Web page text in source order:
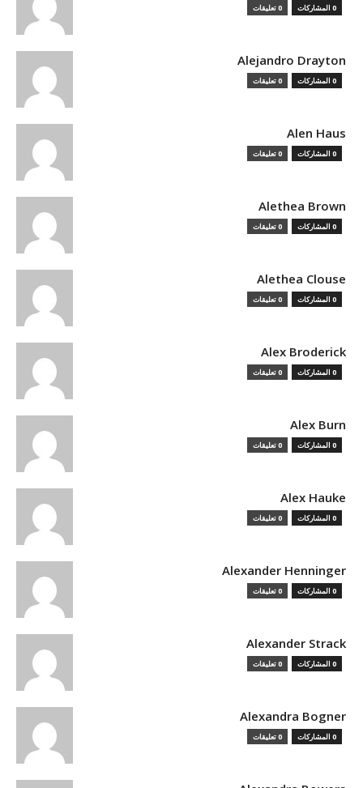
0 المشاركات 0 تعليقات
Alejandro Drayton
0 المشاركات 0 تعليقات
Alen Haus
0 المشاركات 0 تعليقات
Alethea Brown
0 المشاركات 0 تعليقات
Alethea Clouse
0 المشاركات 0 تعليقات
Alex Broderick
0 المشاركات 0 تعليقات
Alex Burn
0 المشاركات 0 تعليقات
Alex Hauke
0 المشاركات 0 تعليقات
Alexander Henninger
0 المشاركات 0 تعليقات
Alexander Strack
0 المشاركات 0 تعليقات
Alexandra Bogner
0 المشاركات 0 تعليقات